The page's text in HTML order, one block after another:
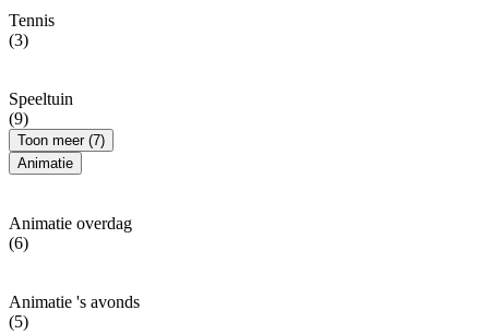
Tennis
(3)
Speeltuin
(9)
Toon meer (7)
Animatie
Animatie overdag
(6)
Animatie 's avonds
(5)